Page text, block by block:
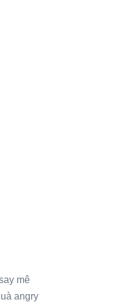
mê
angry